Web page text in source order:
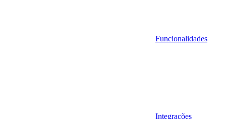
Funcionalidades
Integrações